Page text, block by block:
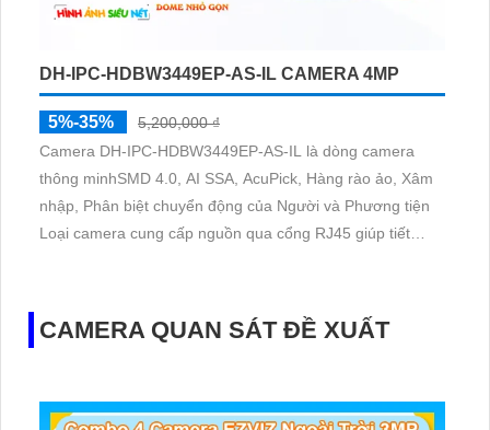
DH-IPC-HDBW3449EP-AS-IL CAMERA 4MP
5%-35%
5,200,000 ₫
Camera DH-IPC-HDBW3449EP-AS-IL là dòng camera
thông minhSMD 4.0, AI SSA, AcuPick, Hàng rào ảo, Xâm
nhập, Phân biệt chuyển động của Người và Phương tiện
Loại camera cung cấp nguồn qua cổng RJ45 giúp tiết
CAMERA QUAN SÁT ĐỀ XUẤT